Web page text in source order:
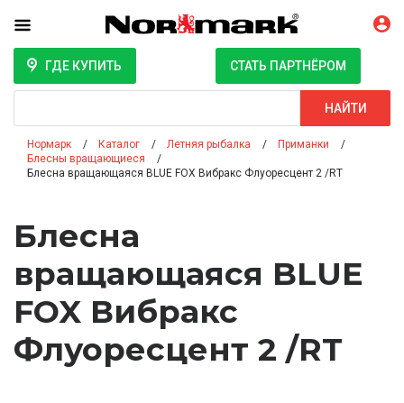
ГДЕ КУПИТЬ СТАТЬ ПАРТНЁРОМ
НАЙТИ
Нормарк Каталог Летняя рыбалка
Приманки
Блесны вращающиеся
Блесна вращающаяся BLUE FOX Вибракс Флуоресцент 2 /RT
Блесна
вращающаяся BLUE
FOX Вибракс
Флуоресцент 2 /RT